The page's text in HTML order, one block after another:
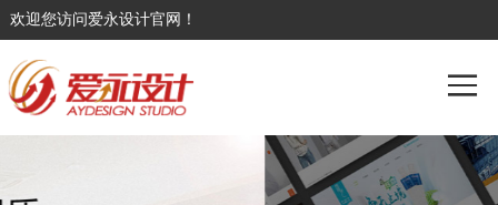
欢迎您访问爱永设计官网！